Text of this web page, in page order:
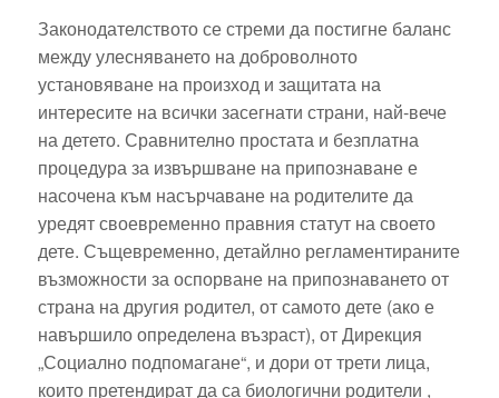
Законодателството се стреми да постигне баланс
между улесняването на доброволното
установяване на произход и защитата на
интересите на всички засегнати страни, най-вече
на детето. Сравнително простата и безплатна
процедура за извършване на припознаване е
насочена към насърчаване на родителите да
уредят своевременно правния статут на своето
дете. Същевременно, детайлно регламентираните
възможности за оспорване на припознаването от
страна на другия родител, от самото дете (ако е
навършило определена възраст), от Дирекция
„Социално подпомагане“, и дори от трети лица,
които претендират да са биологични родители ,